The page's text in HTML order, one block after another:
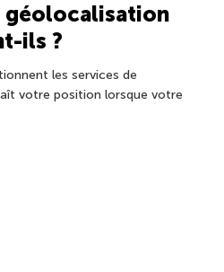
géolocalisation
ils ?
les services de
votre position lorsque votre